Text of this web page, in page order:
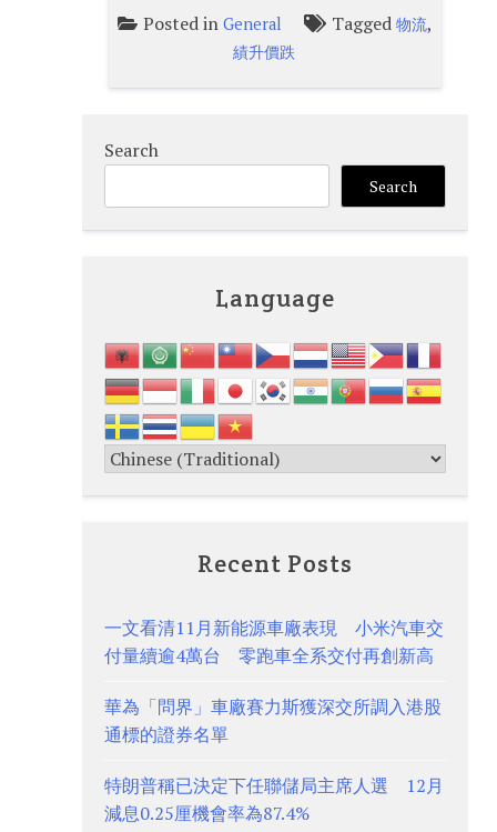
Posted inGeneral Tagged物流,
績升價跌
Search
Search
Language
Recent Posts
一文看清11月新能源車廠表現 小米汽車交
付量續逾4萬台 零跑車全系交付再創新高
華為「問界」車廠賽力斯獲深交所調入港股
通標的證券名單
特朗普稱已決定下任聯儲局主席人選 12月
減息0.25厘機會率為87.4%